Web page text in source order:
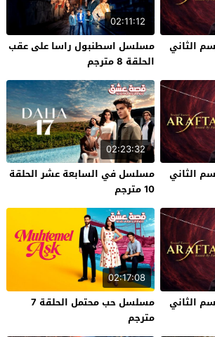
الثاني
02:11:12
مسلسل اسطنبول راسا على عقب
الحلقة 8 مترجم
الثاني
02:23:32
مسلسل في السابعة عشر الحلقة
10 مترجم
الثاني
02:17:08
مسلسل حب محتمل الحلقة 7
مترجم